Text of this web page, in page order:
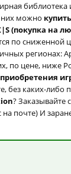
библиотека
них можно
(покупка на
по сниженной
регионах:
по цене, ниже
приобретения
без каких-либо
? Заказывайте
на почте) И